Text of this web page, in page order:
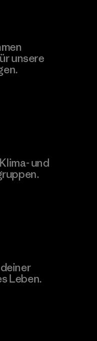
unsere
und
Leben.